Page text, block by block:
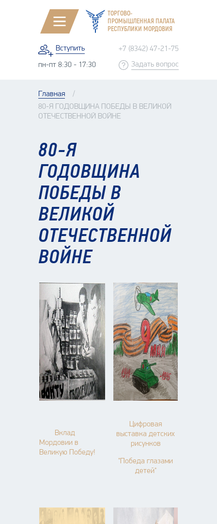
ТОРГОВО-
ПРОМЫШЛЕННАЯ ПАЛАТА
РЕСПУБЛИКИ МОРДОВИЯ
Вступить +7 (8342) 47-21-75
пн-пт 8:30 - 17:30 Задать вопрос
Главная
80-Я ГОДОВЩИНА ПОБЕДЫ В ВЕЛИКОЙ
ОТЕЧЕСТВЕННОЙ ВОЙНЕ
80-Я
ГОДОВЩИНА
ПОБЕДЫ В
ВЕЛИКОЙ
ОТЕЧЕСТВЕННОЙ
ВОЙНЕ
Вклад
Мордовии в
Великую Победу!
Цифровая
выставка детских
рисунков
"Победа глазами
детей"